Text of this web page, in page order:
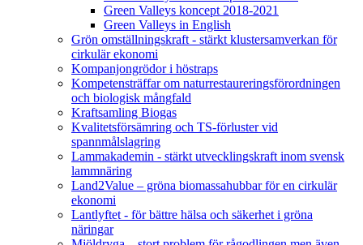
Green Valleys koncept 2018-2021
Green Valleys in English
Grön omställningskraft - stärkt klustersamverkan för
cirkulär ekonomi
Kompanjongrödor i höstraps
Kompetensträffar om naturrestaureringsförordningen
och biologisk mångfald
Kraftsamling Biogas
Kvalitetsförsämring och TS-förluster vid
spannmålslagring
Lammakademin - stärkt utvecklingskraft inom svensk
lammnäring
Land2Value – gröna biomassahubbar för en cirkulär
ekonomi
Lantlyftet - för bättre hälsa och säkerhet i gröna
näringar